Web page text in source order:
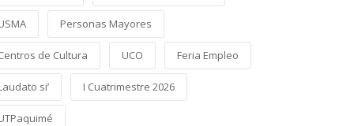
Personas Mayores
de Cultura UCO Feria Empleo
si’ I Cuatrimestre 2026